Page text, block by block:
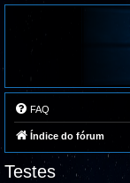
FAQ
Índice do fórum
Testes